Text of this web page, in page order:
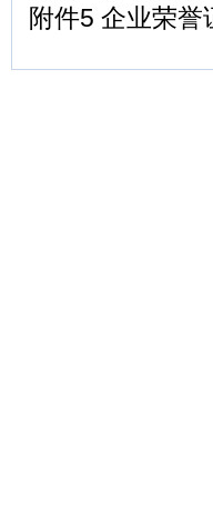
附件5 企业荣誉